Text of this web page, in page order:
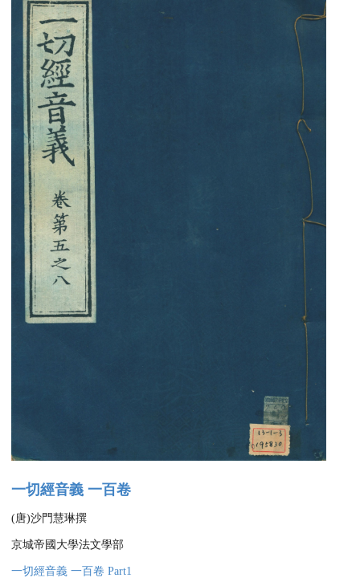
一切經音義 一百卷
(唐)沙門慧琳撰
京城帝國大學法文學部
一切經音義 一百卷 Part1